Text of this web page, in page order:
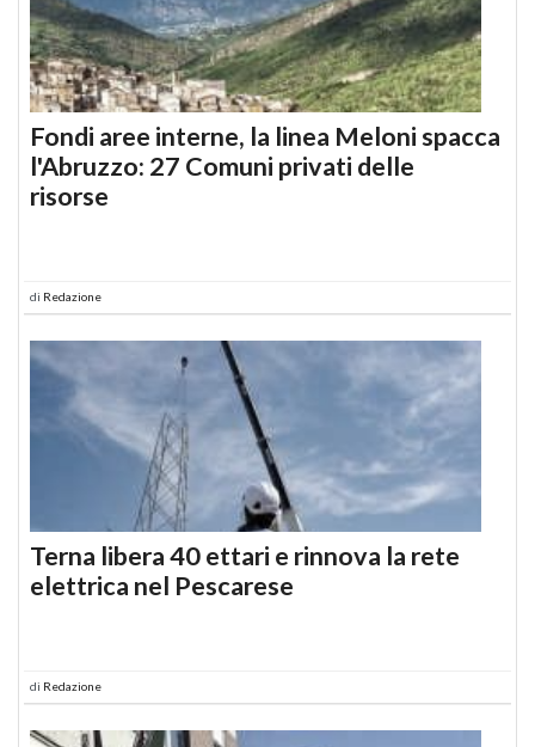
Fondi aree interne, la linea Meloni spacca
l'Abruzzo: 27 Comuni privati delle
risorse
di Redazione
Terna libera 40 ettari e rinnova la rete
elettrica nel Pescarese
di Redazione